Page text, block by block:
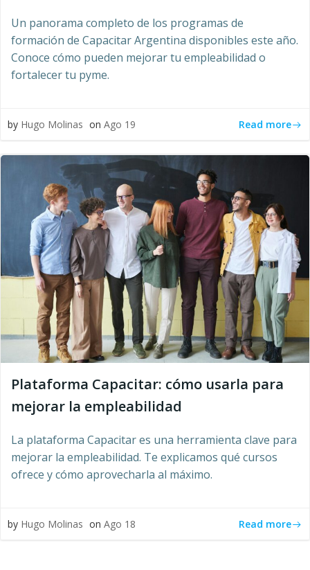
Un panorama completo de los programas de
formación de Capacitar Argentina disponibles este año.
Conoce cómo pueden mejorar tu empleabilidad o
fortalecer tu pyme.
by Hugo Molinas on Ago 19 Read more
Plataforma Capacitar: cómo usarla para
mejorar la empleabilidad
La plataforma Capacitar es una herramienta clave para
mejorar la empleabilidad. Te explicamos qué cursos
ofrece y cómo aprovecharla al máximo.
by Hugo Molinas on Ago 18 Read more